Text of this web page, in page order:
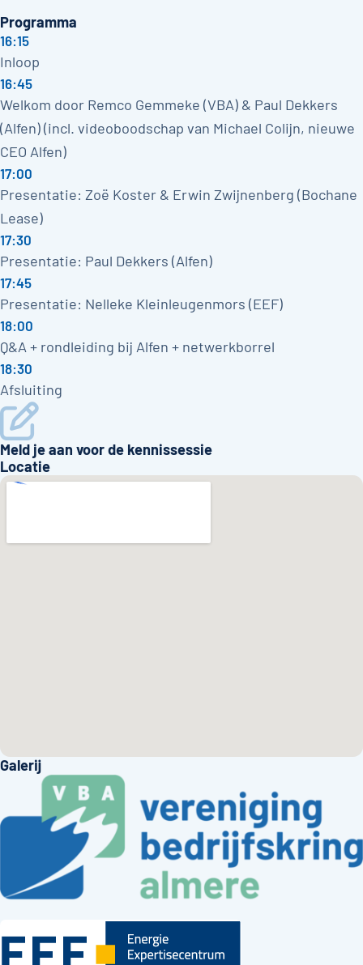
Programma
16:15
Inloop
16:45
Welkom door Remco Gemmeke (VBA) & Paul Dekkers
(Alfen) (incl. videoboodschap van Michael Colijn, nieuwe
CEO Alfen)
17:00
Presentatie: Zoë Koster & Erwin Zwijnenberg (Bochane
Lease)
17:30
Presentatie: Paul Dekkers (Alfen)
17:45
Presentatie: Nelleke Kleinleugenmors (EEF)
18:00
Q&A + rondleiding bij Alfen + netwerkborrel
18:30
Afsluiting
Meld je aan voor de kennissessie
Locatie
Galerij